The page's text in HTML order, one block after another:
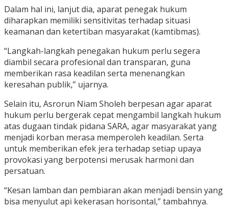
Dalam hal ini, lanjut dia, aparat penegak hukum
diharapkan memiliki sensitivitas terhadap situasi
keamanan dan ketertiban masyarakat (kamtibmas).
“Langkah-langkah penegakan hukum perlu segera
diambil secara profesional dan transparan, guna
memberikan rasa keadilan serta menenangkan
keresahan publik,” ujarnya.
Selain itu, Asrorun Niam Sholeh berpesan agar aparat
hukum perlu bergerak cepat mengambil langkah hukum
atas dugaan tindak pidana SARA, agar masyarakat yang
menjadi korban merasa memperoleh keadilan. Serta
untuk memberikan efek jera terhadap setiap upaya
provokasi yang berpotensi merusak harmoni dan
persatuan.
“Kesan lamban dan pembiaran akan menjadi bensin yang
bisa menyulut api kekerasan horisontal,” tambahnya.